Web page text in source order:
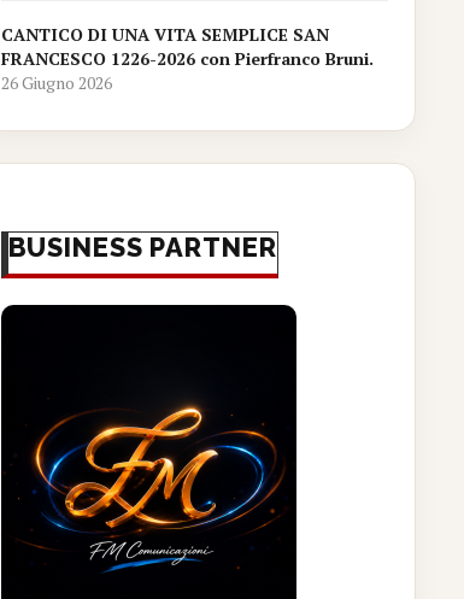
CANTICO DI UNA VITA SEMPLICE SAN
FRANCESCO 1226-2026 con Pierfranco Bruni.
26 Giugno 2026
BUSINESS PARTNER